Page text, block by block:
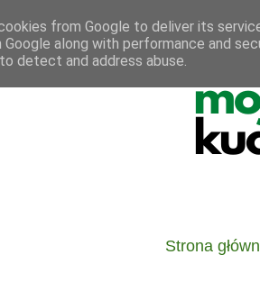
Strona
from Google to deliver its
Google along with performance and
detect and address abuse.